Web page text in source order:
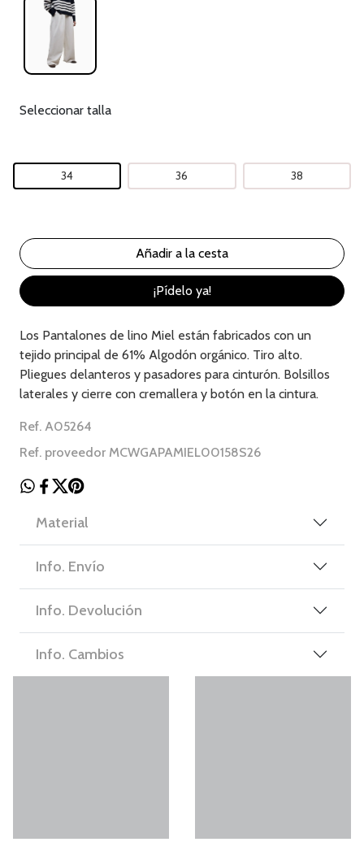
Seleccionar talla
34 36 38
¡Pídelo ya!
Los Pantalones de lino Miel están fabricados con un
tejido principal de 61% Algodón orgánico. Tiro alto.
Pliegues delanteros y pasadores para cinturón. Bolsillos
laterales y cierre con cremallera y botón en la cintura.
Ref. A05264
Ref. proveedor MCWGAPAMIEL00158S26
Material
Info. Envío
Info. Devolución
Info. Cambios